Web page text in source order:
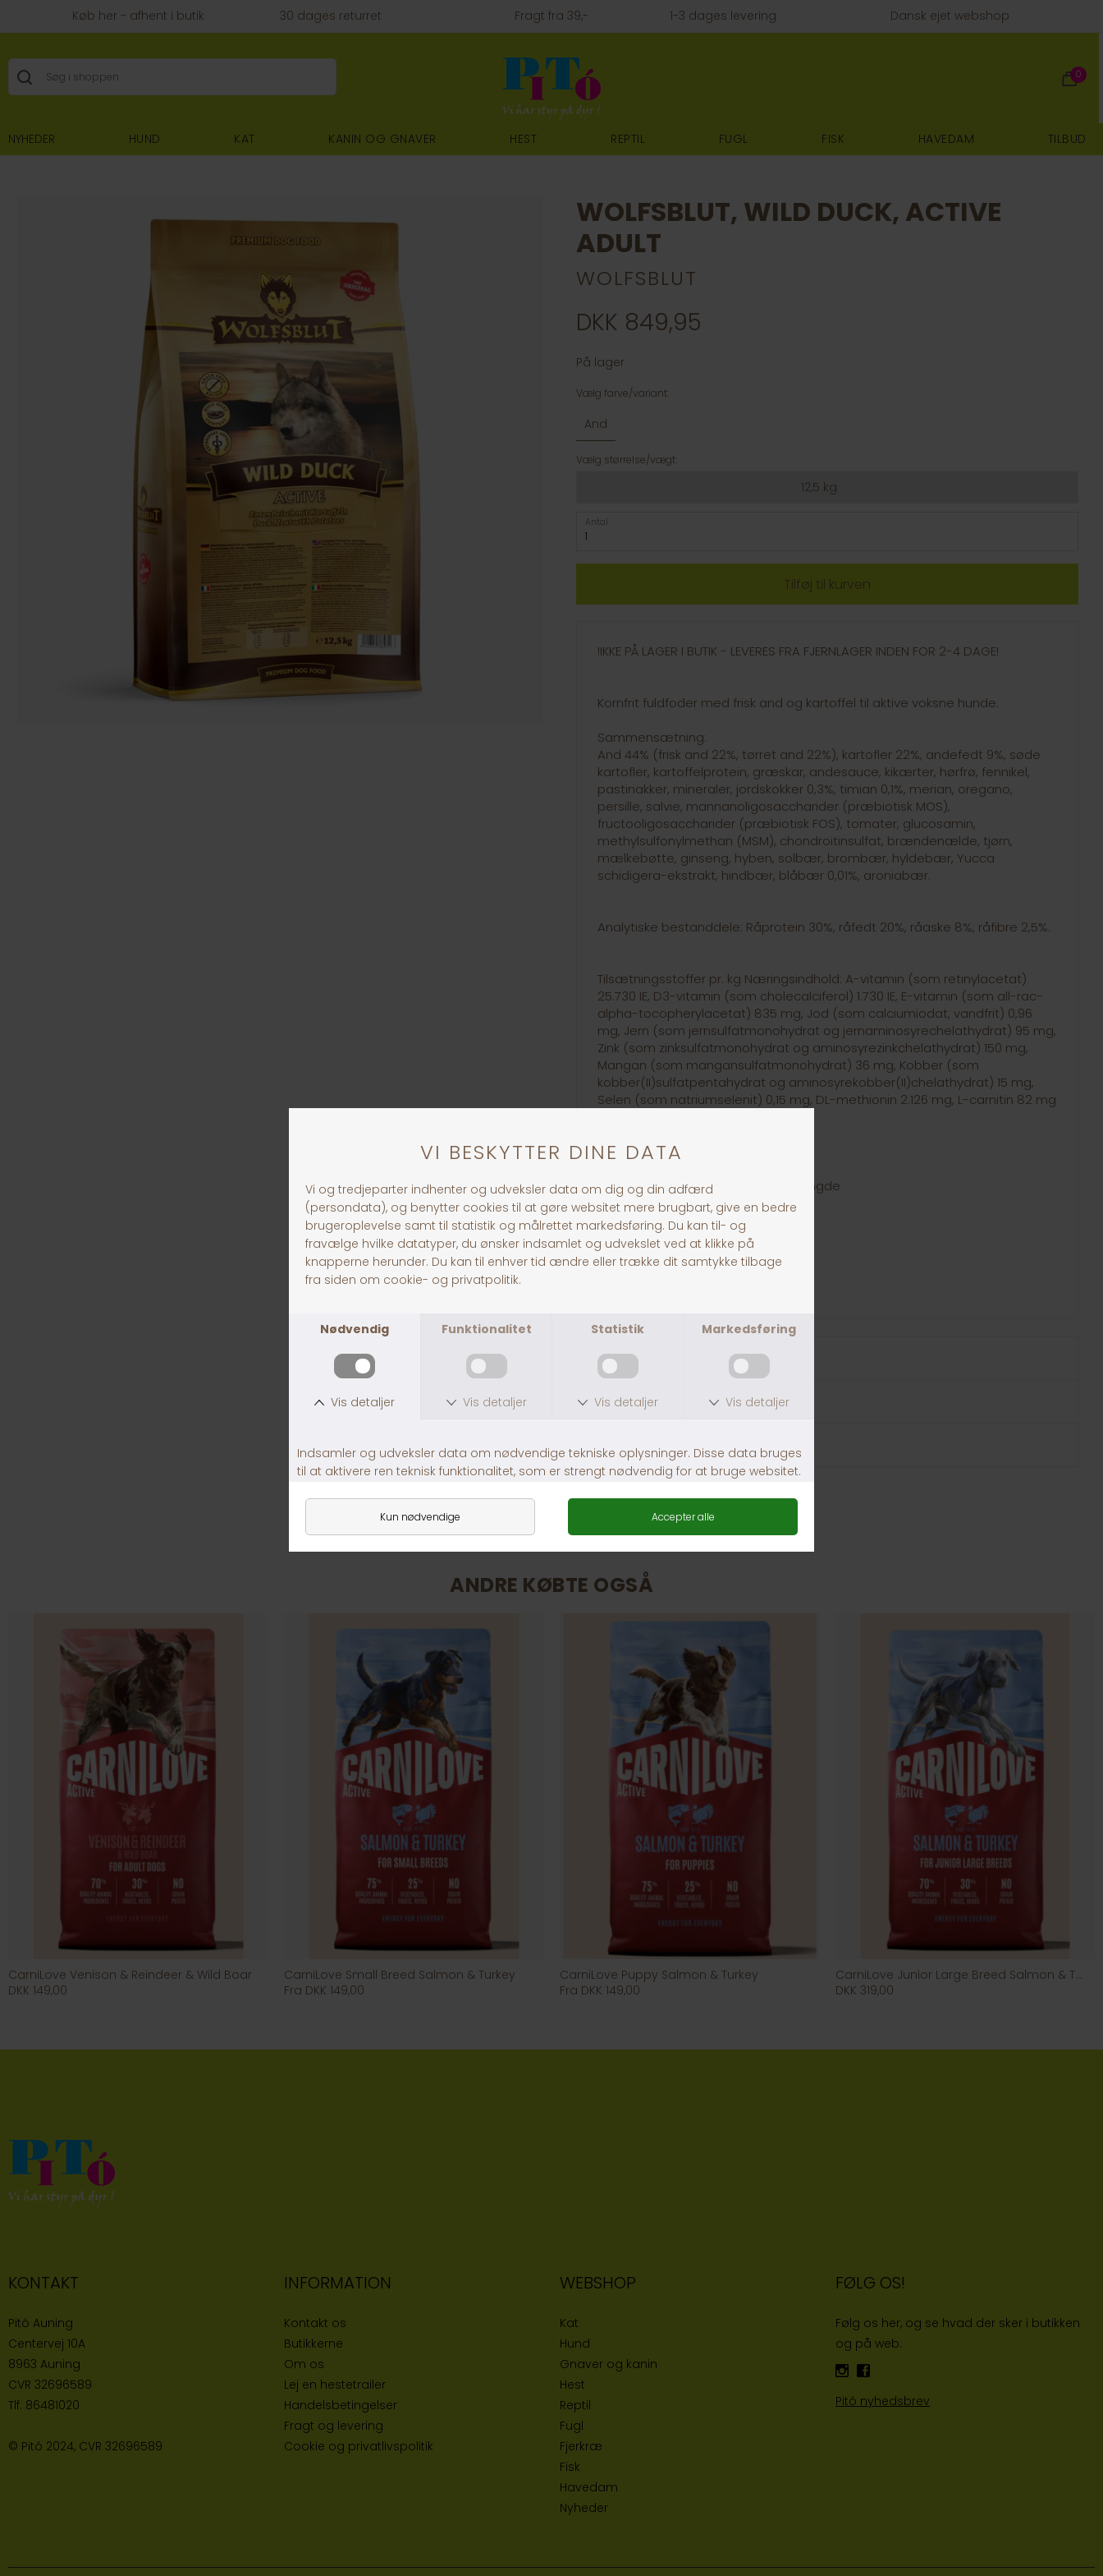
Køb her - afhent i butik 30 dages returret Fragt fra 39,- 1-3 dages levering Dansk ejet webshop
0
NYHEDER HUND KAT KANIN OG GNAVER HEST REPTIL FUGL FISK HAVEDAM TILBUD
WOLFSBLUT, WILD DUCK, ACTIVE
ADULT
WOLFSBLUT
DKK 849,95
På lager
Vælg farve/variant:
And
Vælg størrelse/vægt:
12,5 kg
Antal
!IKKE PÅ LAGER I BUTIK - LEVERES FRA FJERNLAGER INDEN FOR 2-4 DAGE!
Kornfrit fuldfoder med frisk and og kartoffel til aktive voksne hunde.
Sammensætning:
And 44% (frisk and 22%, tørret and 22%), kartofler 22%, andefedt 9%, søde
kartofler, kartoffelprotein, græskar, andesauce, kikærter, hørfrø, fennikel,
pastinakker, mineraler, jordskokker 0,3%, timian 0,1%, merian, oregano,
persille, salvie, mannanoligosaccharider (præbiotisk MOS),
fructooligosaccharider (præbiotisk FOS), tomater, glucosamin,
methylsulfonylmethan (MSM), chondroitinsulfat, brændenælde, tjørn,
mælkebøtte, ginseng, hyben, solbær, brombær, hyldebær, Yucca
schidigera-ekstrakt, hindbær, blåbær 0,01%, aroniabær.
Analytiske bestanddele: Råprotein 30%, råfedt 20%, råaske 8%, råfibre 2,5%.
Tilsætningsstoffer pr. kg Næringsindhold: A-vitamin (som retinylacetat)
25.730 IE, D3-vitamin (som cholecalciferol) 1.730 IE, E-vitamin (som all-rac-
alpha-tocopherylacetat) 835 mg, Jod (som calciumiodat, vandfrit) 0,96
mg, Jern (som jernsulfatmonohydrat og jernaminosyrechelathydrat) 95 mg,
Zink (som zinksulfatmonohydrat og aminosyrezinkchelathydrat) 150 mg,
Mangan (som mangansulfatmonohydrat) 36 mg, Kobber (som
kobber(II)sulfatpentahydrat og aminosyrekobber(II)chelathydrat) 15 mg,
Selen (som natriumselenit) 0,15 mg, DL-methionin 2.126 mg, L-carnitin 82 mg
Hundens Vægt Daglig Fodermængde
1 - 5 kg
30 - 100 g
5 - 15 kg 100 - 230 g
15 - 25 kg
230 - 340 g
25 - 35 kg
340 - 430 g
430 - 520 g
30 dages returret
Fragt fra 39,-
1-3 dages levering
ANDRE KØBTE OGSÅ
CarniLove Venison & Reindeer & Wild Boar
DKK 149,00
CarniLove Small Breed Salmon & Turkey
Fra DKK 149,00
CarniLove Puppy Salmon & Turkey
Fra DKK 149,00
CarniLove Junior Large Breed Salmon & Turkey
DKK 319,00
KONTAKT
Pitó Auning
Centervej 10A
8963 Auning
CVR 32696589
Tlf: 86481020
© Pitó 2024, CVR 32696589
INFORMATION
Kontakt os
Butikkerne
Om os
Lej en hestetrailer
Handelsbetingelser
Fragt og levering
Cookie og privatlivspolitik
WEBSHOP
Kat
Hund
Gnaver og kanin
Hest
Reptil
Fugl
Fjerkræ
Fisk
Havedam
Nyheder
FØLG OS!
Følg os her, og se hvad der sker i butikken
og på web:
Pitó nyhedsbrev